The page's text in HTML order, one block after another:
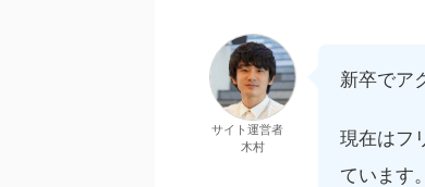
サイト運営者
木村
新卒でア
現在はフ
ています。